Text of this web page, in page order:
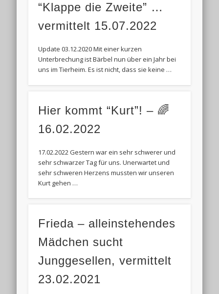
“Klappe die Zweite” …
vermittelt 15.07.2022
Update 03.12.2020 Mit einer kurzen
Unterbrechung ist Bärbel nun über ein Jahr bei
uns im Tierheim. Es ist nicht, dass sie keine …
Hier kommt “Kurt”! – 🌈
16.02.2022
17.02.2022 Gestern war ein sehr schwerer und
sehr schwarzer Tag für uns. Unerwartet und
sehr schweren Herzens mussten wir unseren
Kurt gehen …
Frieda – alleinstehendes
Mädchen sucht
Junggesellen, vermittelt
23.02.2021